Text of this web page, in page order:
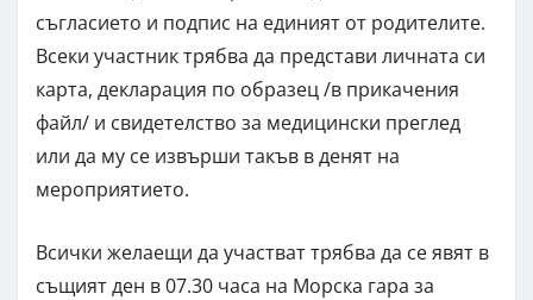
съгласието и подпис на единият от родителите.
Всеки участник трябва да представи личната си
карта, декларация по образец /в прикачения
файл/ и свидетелство за медицински преглед
или да му се извърши такъв в денят на
мероприятието.
Всички желаещи да участват трябва да се явят в
същият ден в 07.30 часа на Морска гара за